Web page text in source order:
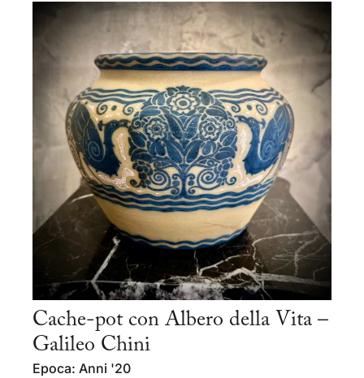
Cache-pot con Albero della Vita –
Galileo Chini
Epoca: Anni '20